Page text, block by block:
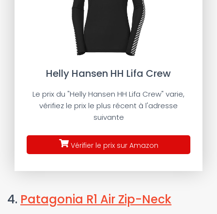
Helly Hansen HH Lifa Crew
Le prix du "Helly Hansen HH Lifa Crew" varie,
vérifiez le prix le plus récent à l'adresse
suivante
Vérifier le prix sur Amazon
4. Patagonia R1 Air Zip-Neck